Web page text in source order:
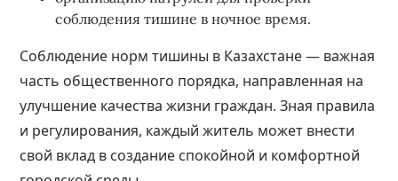
соблюдения тишине в ночное время.
Соблюдение норм тишины в Казахстане — важная
часть общественного порядка, направленная на
улучшение качества жизни граждан. Зная правила
и регулирования, каждый житель может внести
свой вклад в создание спокойной и комфортной